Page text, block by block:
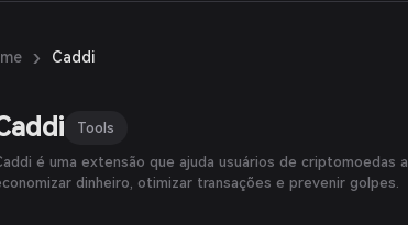
› Caddi
Tools
é uma extensão que ajuda usuários de criptomoedas a
dinheiro, otimizar transações e prevenir golpes.